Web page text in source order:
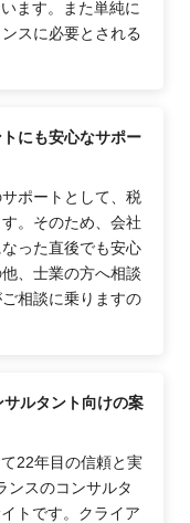
ます。また単純に
スに必要とされる
にも安心なサポー
ポートとして、税
。そのため、会社
った直後でも安心
、士業の方へ相談
相談に乗りますの
ルタント向けの案
22年目の信頼と実
ンスのコンサルタ
トです。クライア